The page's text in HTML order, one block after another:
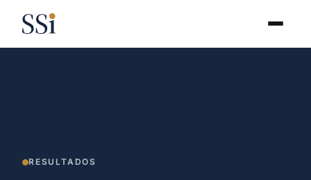
RESULTADOS